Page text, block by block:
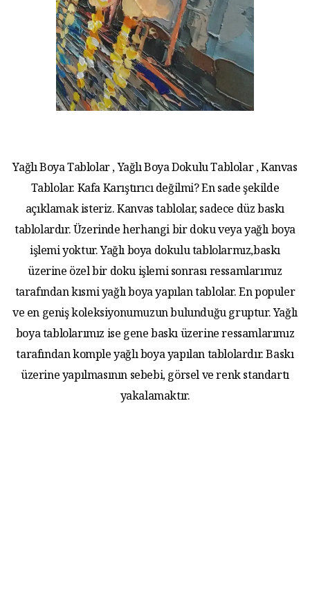
Yağlı Boya Tablolar , Yağlı Boya Dokulu Tablolar , Kanvas
Tablolar. Kafa Karıştırıcı değilmi? En sade şekilde
açıklamak isteriz. Kanvas tablolar, sadece düz baskı
tablolardır. Üzerinde herhangi bir doku veya yağlı boya
işlemi yoktur. Yağlı boya dokulu tablolarmız,baskı
üzerine özel bir doku işlemi sonrası ressamlarımız
tarafından kısmi yağlı boya yapılan tablolar. En populer
ve en geniş koleksiyonumuzun bulunduğu gruptur. Yağlı
boya tablolarımız ise gene baskı üzerine ressamlarımız
tarafından komple yağlı boya yapılan tablolardır. Baskı
üzerine yapılmasının sebebi, görsel ve renk standartı
yakalamaktır.